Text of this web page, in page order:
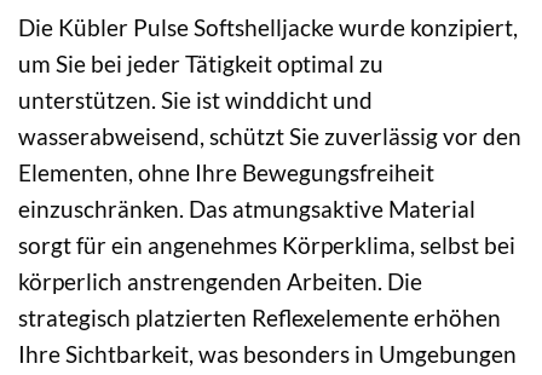
Die Kübler Pulse Softshelljacke wurde konzipiert,
um Sie bei jeder Tätigkeit optimal zu
unterstützen. Sie ist winddicht und
wasserabweisend, schützt Sie zuverlässig vor den
Elementen, ohne Ihre Bewegungsfreiheit
einzuschränken. Das atmungsaktive Material
sorgt für ein angenehmes Körperklima, selbst bei
körperlich anstrengenden Arbeiten. Die
strategisch platzierten Reflexelemente erhöhen
Ihre Sichtbarkeit, was besonders in Umgebungen